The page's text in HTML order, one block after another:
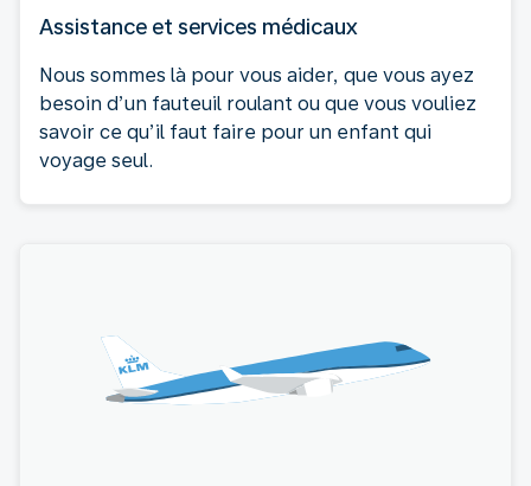
Assistance et services médicaux
Nous sommes là pour vous aider, que vous ayez
besoin d’un fauteuil roulant ou que vous vouliez
savoir ce qu’il faut faire pour un enfant qui
voyage seul.